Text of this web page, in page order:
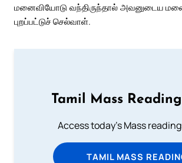
மனைவியோடு வந்திருந்தால் அவனுடைய
புறப்பட்டுச் செல்வாள்.
Tamil Mass
Access today's Mass
TAMIL MASS